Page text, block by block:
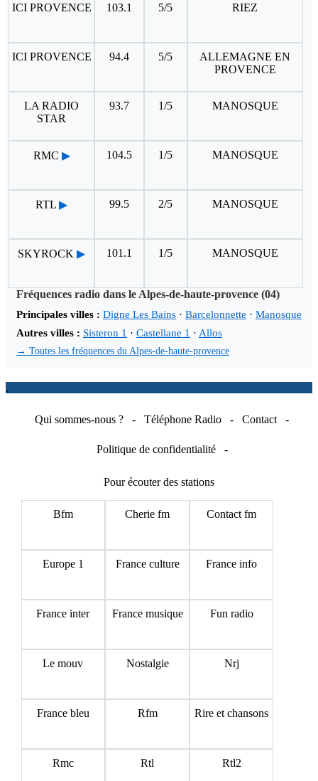
ICI PROVENCE 103.1 5/5 RIEZ
ICI PROVENCE 94.4 5/5
ALLEMAGNE EN
PROVENCE
LA RADIO
STAR
93.7 1/5 MANOSQUE
RMC ▶ 104.5 1/5 MANOSQUE
RTL ▶ 99.5 2/5 MANOSQUE
SKYROCK ▶ 101.1 1/5 MANOSQUE
Fréquences radio dans le Alpes-de-haute-provence (04)
Principales villes : Digne Les Bains · Barcelonnette · Manosque
Autres villes : Sisteron 1 · Castellane 1 · Allos
→ Toutes les fréquences du Alpes-de-haute-provence
.
Qui sommes-nous ? - Téléphone Radio - Contact -
Politique de confidentialité -
Pour écouter des stations
Bfm Cherie fm Contact fm
Europe 1 France culture France info
France inter France musique Fun radio
Le mouv Nostalgie Nrj
France bleu Rfm Rire et chansons
Rmc Rtl Rtl2